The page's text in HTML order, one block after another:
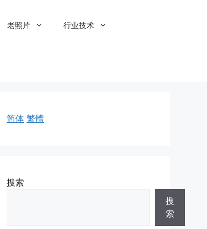
老照片 行业技术
简体 繁體
搜索
搜
索